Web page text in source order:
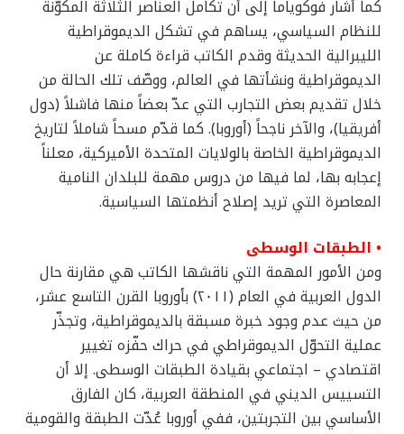
كما أشار فوكوياما إلى أن تكامل العناصر الثلاثة المكوّنة
للنظام السياسي، يساهم في تشكل الديموقراطية
الليبرالية الحديثة وقدم الكاتب قراءة كاملة عن
الديموقراطية ونشأتها في العالم، ووصّف تلك الحالة من
خلال تقديم بعض التجارب التي عدّ بعضاً منها فاشلاً (دول
أفريقيا)، والآخر ناجحاً (أوروبا). كما قدّم مسحاً شاملاً لتاريخ
الديموقراطية الخاصة بالولايات المتحدة الأميركية، معلناً
إعجابه بها، لما فيها من دروس مهمة للبلدان النامية
المعاصرة التي تريد إصلاح أنظمتها السياسية.
• الطبقات الوسطى
ومن الأمور المهمة التي ناقشها الكاتب هي مقارنة حال
الدول العربية في العام (٢٠١١) بأوروبا القرن التاسع عشر،
من حيث عدم وجود خبرة مسبقة بالديموقراطية، وتجذّر
عملية التحوّل الديموقراطي في حراك حفّزه تغيير
اقتصادي – اجتماعي بقيادة الطبقات الوسطى. إلا أن
التسييس الديني في المنطقة العربية، كان الفارق
الأساسي بين التجربتين، ففي أوروبا عُدّت الطبقة والقومية